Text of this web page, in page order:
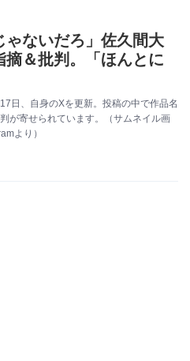
ゃないだろ」佐久間大
＆批判。「ほんとに
日、自身のXを更新。投稿の中で作品名
が寄せられています。（サムネイル画
より）